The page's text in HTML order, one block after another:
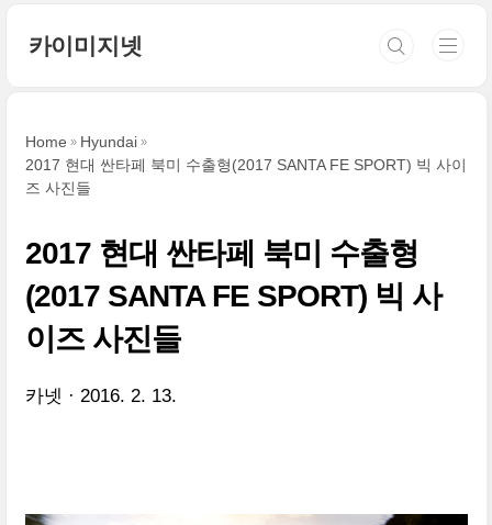
카이미지넷
Home
Hyundai
2017 현대 싼타페 북미 수출형(2017 SANTA FE SPORT) 빅 사이
즈 사진들
2017 현대 싼타페 북미 수출형
(2017 SANTA FE SPORT) 빅 사
이즈 사진들
카넷 2016. 2. 13.